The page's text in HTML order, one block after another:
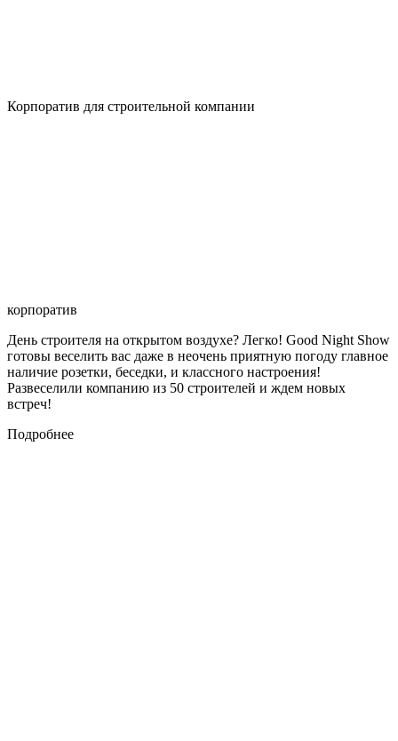
Корпоратив для строительной компании
корпоратив
День строителя на открытом воздухе? Легко! Good Night Show
готовы веселить вас даже в неочень приятную погоду главное
наличие розетки, беседки, и классного настроения!
Развеселили компанию из 50 строителей и ждем новых
встреч!
Подробнее